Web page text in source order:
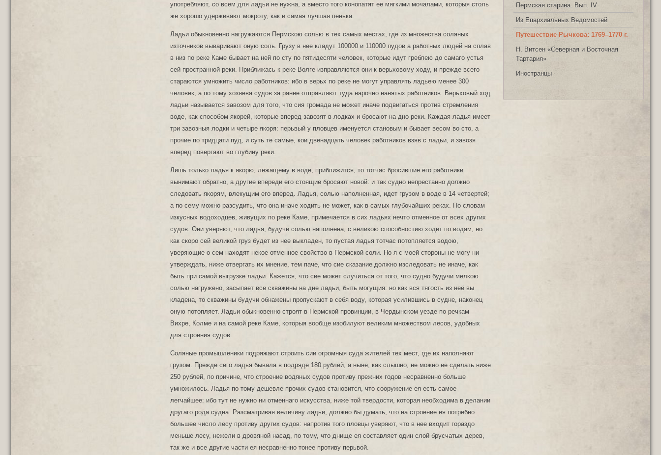
употребляют, со всем для ладьи не нужна, а вместо того конопатят ее мягкими мочалами, которыя столь
же хорошо удерживают мокроту, как и самая лучшая пенька.
Ладьи обыкновенно нагружаются Пермскою солью в тех самых местах, где из множества соляных
източников вываривают оную соль. Грузу в нее кладут 100000 и 110000 пудов а работных людей на сплав
в низ по реке Каме бывает на ней по сту по пятидесяти человек, которые идут греблею до самаго устья
сей пространной реки. Приближась к реке Волге изправляются они к верьховому ходу, и прежде всего
стараются умножить число работников: ибо в верьх по реке не могут управлять ладьею менее 300
человек; а по тому хозяева судов за ранее отправляют туда нарочно нанятых работников. Верьховый ход
ладьи называется завозом для того, что сия громада не может иначе подвигаться против стремления
воде, как способом якорей, которые вперед завозят в лодках и бросают на дно реки. Каждая ладья имеет
три завозныя лодки и четыре якоря: перьвый у пловцев именуется становым и бывает весом во сто, а
прочие по тридцати пуд, и суть те самые, кои двенадцать человек работников взяв с ладьи, и завозя
вперед повергают во глубину реки.
Лишь только ладья к якорю, лежащему в воде, приближится, то тотчас бросившие его работники
вынимают обратно, а другие впереди его стоящие бросают новой: и так судно непрестанно должно
следовать якорям, влекущим его вперед. Ладья, солью наполненная, идет грузом в воде в 14 четвертей;
а по сему можно разсудить, что она иначе ходить не может, как в самых глубочайших реках. По словам
изкусных водоходцев, живущих по реке Каме, примечается в сих ладьях нечто отменное от всех других
судов. Они уверяют, что ладья, будучи солью наполнена, с великою способностию ходит по водам; но
как скоро сей великой груз будет из нее выкладен, то пустая ладья тотчас потопляется водою,
уверяющие о сем находят некое отменное свойство в Пермской соли. Но я с моей стороны не могу ни
утверждать, ниже отвергать их мнение, тем паче, что сие сказание должно изследовать не иначе, как
быть при самой выгрузке ладьи. Кажется, что сие может случиться от того, что судно будучи мелкою
солью нагружено, засыпает все скважины на дне ладьи, быть могущия: но как вся тягость из неё вы
кладена, то скважины будучи обнажены пропускают в себя воду, которая усилившись в судне, наконец
оную потопляет. Ладьи обыкновенно строят в Пермской провинции, в Чердынском уезде по речкам
Вихре, Колме и на самой реке Каме, которыя вообще изобилуют великим множеством лесов, удобных
для строения судов.
Соляные промышленики подряжают строить сии огромныя суда жителей тех мест, где их наполняют
грузом. Прежде сего ладья бывала в подряде 180 рублей, а ныне, как слышно, не можно ее сделать ниже
250 рублей, по причине, что строение водяных судов противу прежних годов несравненно больше
умножилось. Ладья по тому дешевле прочих судов становится, что сооружение ея есть самое
легчайшее: ибо тут не нужно ни отменнаго искусства, ниже той твердости, которая необходима в делании
другаго рода судна. Разсматривая величину ладьи, должно бы думать, что на строение ея потребно
большее число лесу противу других судов: напротив того пловцы уверяют, что в нее входит гораздо
меньше лесу, нежели в дровяной насад, по тому, что днище ея составляет один слой брусчатых дерев,
так же и все другие части ея несравненно тонее противу перьвой.
Пермская старина. Вып. IV
Из Епархиальных Ведомостей
Путешествие Рычкова: 1769‒1770 г.
Н. Витсен «Северная и Восточная
Тартария»
Иностранцы